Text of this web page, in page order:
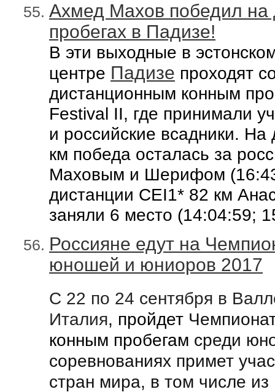
Ахмед Махов победил на
пробегах в Падизе!
В эти выходные в
центре Падизе проходят
дистанционным конным
Festival II, где принимали
и российские всадники. На
км победа осталась за
Маховым и Шерифом (
дистанции CEI1* 82 км
заняли 6 место (14:04:59;
Россияне едут на
юношей и юниоров 2017
С 22 по 24 сентября в
Италия, пройдет
конным пробегам cреди
соревнованиях примет
стран мира, в том числе из